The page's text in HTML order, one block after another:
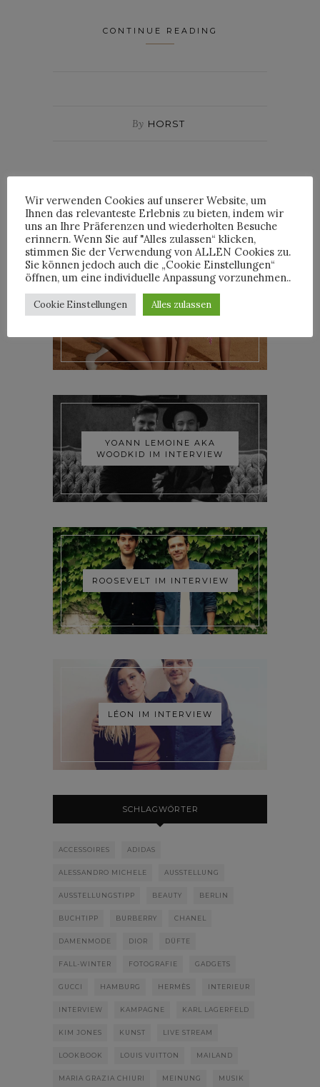
CONTINUE READING
By HORST
INTERVIEWS
TRIXIE MATTEL IM
YOANN LEMOINE AKA
WOODKID IM INTERVIEW
ROOSEVELT IM INTERVIEW
LÉON IM INTERVIEW
SCHLAGWÖRTER
ACCESSOIRES ADIDAS
ALESSANDRO MICHELE AUSSTELLUNG
AUSSTELLUNGSTIPP BEAUTY BERLIN
BUCHTIPP BURBERRY CHANEL
DAMENMODE DIOR DÜFTE
FALL-WINTER FOTOGRAFIE GADGETS
GUCCI HAMBURG HERMÈS INTERIEUR
INTERVIEW KAMPAGNE KARL LAGERFELD
KIM JONES KUNST LIVE STREAM
LOOKBOOK LOUIS VUITTON MAILAND
MARIA GRAZIA CHIURI MEINUNG MUSIK
Wir verwenden Cookies auf unserer Website, um
Ihnen das relevanteste Erlebnis zu bieten, indem wir
uns an Ihre Präferenzen und wiederholten Besuche
erinnern. Wenn Sie auf "Alles zulassen“ klicken,
stimmen Sie der Verwendung von ALLEN Cookies zu.
Sie können jedoch auch die „Cookie Einstellungen“
öffnen, um eine individuelle Anpassung vorzunehmen..
Cookie Einstellungen Alles zulassen